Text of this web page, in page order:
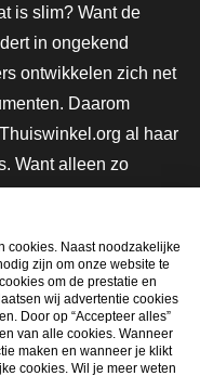
is slim? Want de
in ongekend
ontwikkelen zich net
Daarom
al haar
Want alleen zo
mee en maak
cookies. Naast noodzakelijke
zijn om onze website te
om de prestatie en
wij advertentie cookies
Door op “Accepteer alles”
van alle cookies. Wanneer
maken en wanneer je klikt
cookies. Wil je meer weten